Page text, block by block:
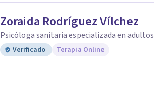
Zoraida Rodríguez Vílchez
Psicóloga sanitaria especializada en adultos
Verificado Terapia Online